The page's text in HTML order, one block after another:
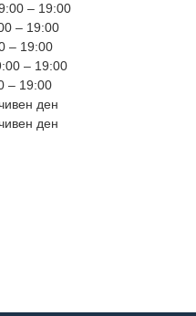
– 19:00
– 19:00
– 19:00
– 19:00
– 19:00
ден
ден